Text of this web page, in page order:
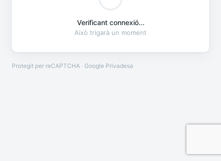
Verificant connexió...
Això trigarà un moment
Protegit per reCAPTCHA · Google Privadesa